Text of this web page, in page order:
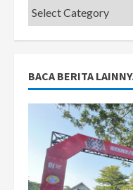
Categories
BACA BERITA